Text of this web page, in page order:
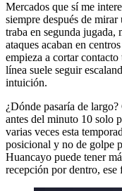
Mercados que sí me
siempre después de
traba en segunda jugada,
ataques acaban en
empieza a cortar
línea suele seguir
intuición.
¿Dónde pasaría de
antes del minuto 10 solo
varias veces esta
posicional y no de golpe
Huancayo puede tener
recepción por dentro,